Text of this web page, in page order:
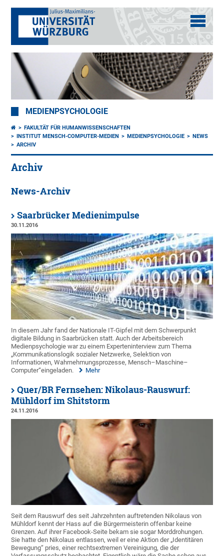
MEDIENPSYCHOLOGIE
FAKULTÄT FÜR HUMANWISSENSCHAFTEN
INSTITUT MENSCH-COMPUTER-MEDIEN
MEDIENPSYCHOLOGIE
NEWS
ARCHIV
Archiv
News-Archiv
Saarbrücker Medienimpulse
30.11.2016
In diesem Jahr fand der Nationale IT-Gipfel mit dem Schwerpunkt
digitale Bildung in Saarbrücken statt. Auch der Arbeitsbereich
Medienpsychologie war zu einem Experteninterview zum Thema
„Kommunikationslogik sozialer Netzwerke, Selektion von
Informationen, Wahrnehmungsprozesse, Mensch–Maschine–
Computer“eingeladen.
Mehr
Quer/BR Fernsehen: Nikolaus-Rauswurf:
Mühldorf im Shitstorm
24.11.2016
Seit dem Rauswurf des seit Jahrzehnten auftretenden Nikolaus von
Mühldorf kennt der Hass auf die Bürgermeisterin offenbar keine
Grenzen. Auf ihrer Facebook-Seite bekam sie sogar Morddrohungen.
Sie hatte den Nikolaus entlassen, weil er eine Aktion der „Identitären
Bewegung“ pries, einer rechtsextremen Vereinigung, die der